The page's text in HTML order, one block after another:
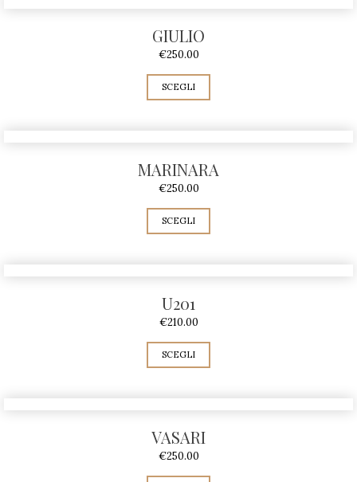
GIULIO
€250.00
SCEGLI
MARINARA
€250.00
SCEGLI
U201
€210.00
SCEGLI
VASARI
€250.00